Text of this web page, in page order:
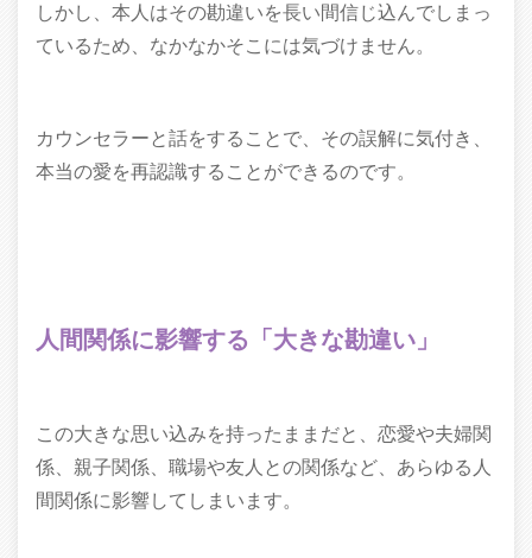
しかし、本人はその勘違いを長い間信じ込んでしまっ
ているため、なかなかそこには気づけません。
カウンセラーと話をすることで、その誤解に気付き、
本当の愛を再認識することができるのです。
人間関係に影響する「大きな勘違い」
この大きな思い込みを持ったままだと、恋愛や夫婦関
係、親子関係、職場や友人との関係など、あらゆる人
間関係に影響してしまいます。